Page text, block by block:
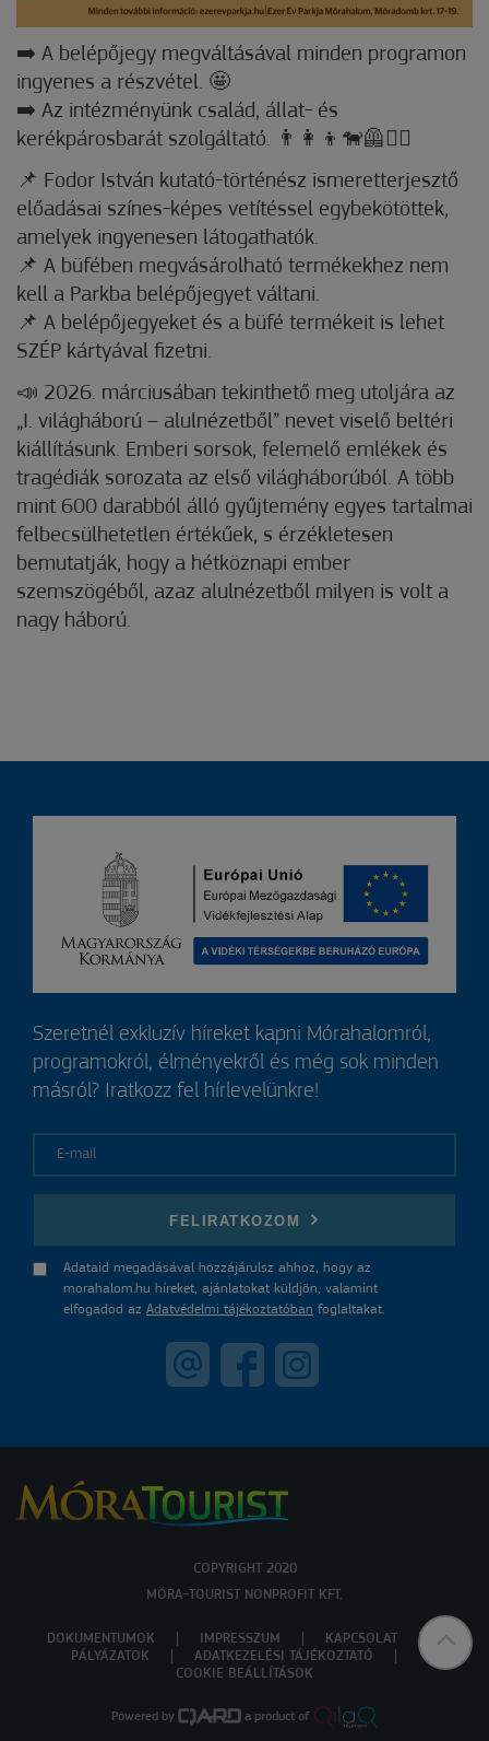
➡️ A belépőjegy megváltásával minden programon
ingyenes a részvétel. 🤩
➡️ Az intézményünk család, állat- és
kerékpárosbarát szolgáltató. 👨‍👩‍👦🐕‍🦺🚴‍♀️
📌 Fodor István kutató-történész ismeretterjesztő
előadásai színes-képes vetítéssel egybekötöttek,
amelyek ingyenesen látogathatók.
📌 A büfében megvásárolható termékekhez nem
kell a Parkba belépőjegyet váltani.
📌 A belépőjegyeket és a büfé termékeit is lehet
SZÉP kártyával fizetni.
📣 2026. márciusában tekinthető meg utoljára az
„I. világháború – alulnézetből” nevet viselő beltéri
kiállításunk. Emberi sorsok, felemelő emlékek és
tragédiák sorozata az első világháborúból. A több
mint 600 darabból álló gyűjtemény egyes tartalmai
felbecsülhetetlen értékűek, s érzékletesen
bemutatják, hogy a hétköznapi ember
szemszögéből, azaz alulnézetből milyen is volt a
nagy háború.
Szeretnél exkluzív híreket kapni Mórahalomról,
programokról, élményekről és még sok minden
másról? Iratkozz fel hírlevelünkre!
FELIRATKOZOM
Adataid megadásával hozzájárulsz ahhoz, hogy az
morahalom.hu híreket, ajánlatokat küldjön, valamint
elfogadod az Adatvédelmi tájékoztatóban foglaltakat.
COPYRIGHT 2020
MÓRA-TOURIST NONPROFIT KFT.
DOKUMENTUMOK IMPRESSZUM
KAPCSOLAT
PÁLYÁZATOK
ADATKEZELÉSI TÁJÉKOZTATÓ
COOKIE BEÁLLÍTÁSOK
Powered by a product of